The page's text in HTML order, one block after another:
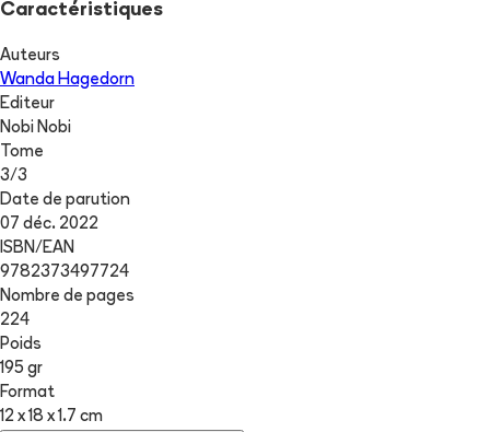
Caractéristiques
Auteurs
Wanda Hagedorn
Editeur
Nobi Nobi
Tome
3/3
Date de parution
07 déc. 2022
ISBN/EAN
9782373497724
Nombre de pages
224
Poids
195 gr
Format
12 x 18 x 1.7 cm